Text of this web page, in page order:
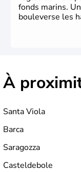
fonds marins.
bouleverse les
À
Santa Viola
Barca
Saragozza
Casteldebole